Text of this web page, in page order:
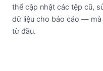
thể cập nhật các tệp cũ,
dữ liệu cho báo cáo —
từ đầu.